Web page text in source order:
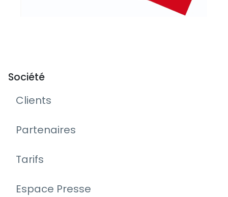
Société
Clients
Partenaires
Tarifs
Espace Presse